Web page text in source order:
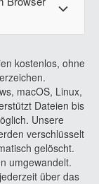
kostenlos, ohne
macOS, Linux,
Dateien bis
Unsere
verschlüsselt
gelöscht.
umgewandelt.
über das